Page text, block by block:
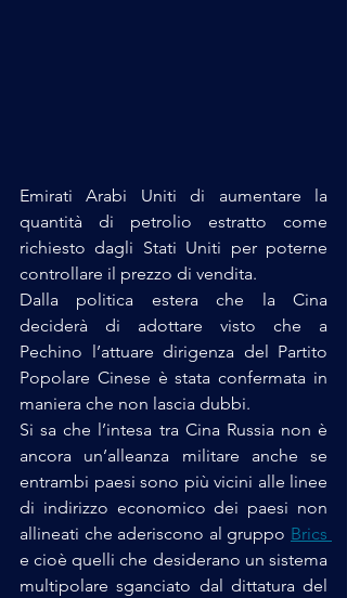
Emirati Arabi Uniti di aumentare la
quantità di petrolio estratto come
richiesto dagli Stati Uniti per poterne
controllare il prezzo di vendita.
Dalla politica estera che la Cina
deciderà di adottare visto che a
Pechino l’attuare dirigenza del Partito
Popolare Cinese è stata confermata in
maniera che non lascia dubbi.
Si sa che l’intesa tra Cina Russia non è
ancora un’alleanza militare anche se
entrambi paesi sono più vicini alle linee
di indirizzo economico dei paesi non
allineati che aderiscono al gruppo
e cioè quelli che desiderano un sistema
multipolare sganciato dal dittatura del